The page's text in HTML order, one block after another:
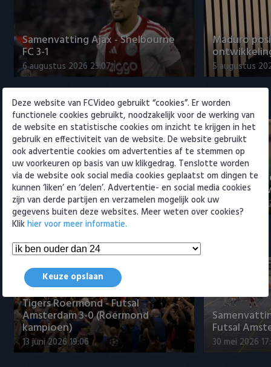
Samenvatting Ajax - Shelbourne
FC 3-1
6 augustus 2026 23:07
Maduro
5 augustus
Eredivisie
Voorbeschouwing Cambuur-
Excelsior met Plat en El Arguioui
6 augustus 2026 18:49
PSV
ervaren
6 augustus
Samenvattingen Eredivisie
Tigers Roermond - Futsal
Amsterdam 3-0 (Roermond
kampioen)
13 juni 2026 19:06
Futsal
30 mei 2026
Deze website van FCVideo gebruikt “cookies”. Er worden
functionele cookies gebruikt, noodzakelijk voor de werking van
de website en statistische cookies om inzicht te krijgen in het
gebruik en effectiviteit van de website. De website gebruikt
ook advertentie cookies om advertenties af te stemmen op
uw voorkeuren op basis van uw klikgedrag. Tenslotte worden
via de website ook social media cookies geplaatst om dingen te
kunnen ‘liken’ en ‘delen’. Advertentie- en social media cookies
zijn van derde partijen en verzamelen mogelijk ook uw
gegevens buiten deze websites. Meer weten over cookies?
Klikhier voor meer informatie.
Keuze opslaan